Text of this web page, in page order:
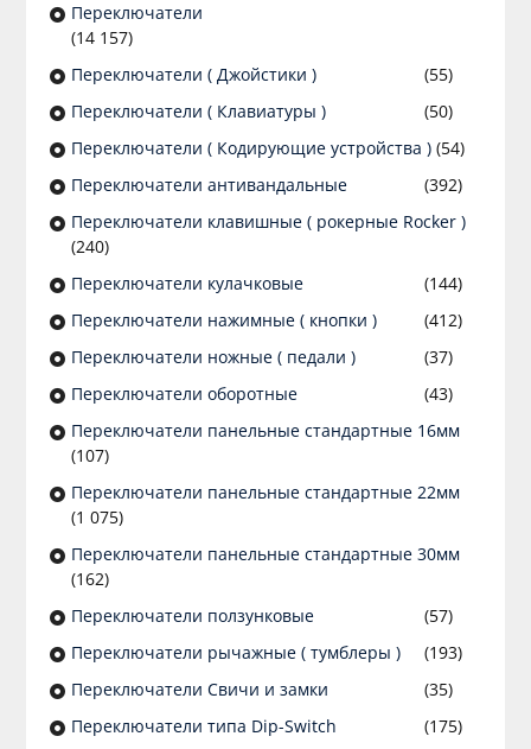
Переключатели
(14 157)
Переключатели ( Джойстики )
(55)
Переключатели ( Клавиатуры )
(50)
Переключатели ( Кодирующие устройства )(54)
Переключатели антивандальные
(392)
Переключатели клавишные ( рокерные Rocker )
(240)
Переключатели кулачковые
(144)
Переключатели нажимные ( кнопки )
(412)
Переключатели ножные ( педали )
(37)
Переключатели оборотные
(43)
Переключатели панельные стандартные 16мм
(107)
Переключатели панельные стандартные 22мм
(1 075)
Переключатели панельные стандартные 30мм
(162)
Переключатели ползунковые
(57)
Переключатели рычажные ( тумблеры )
(193)
Переключатели Свичи и замки
(35)
Переключатели типа Dip-Switch
(175)